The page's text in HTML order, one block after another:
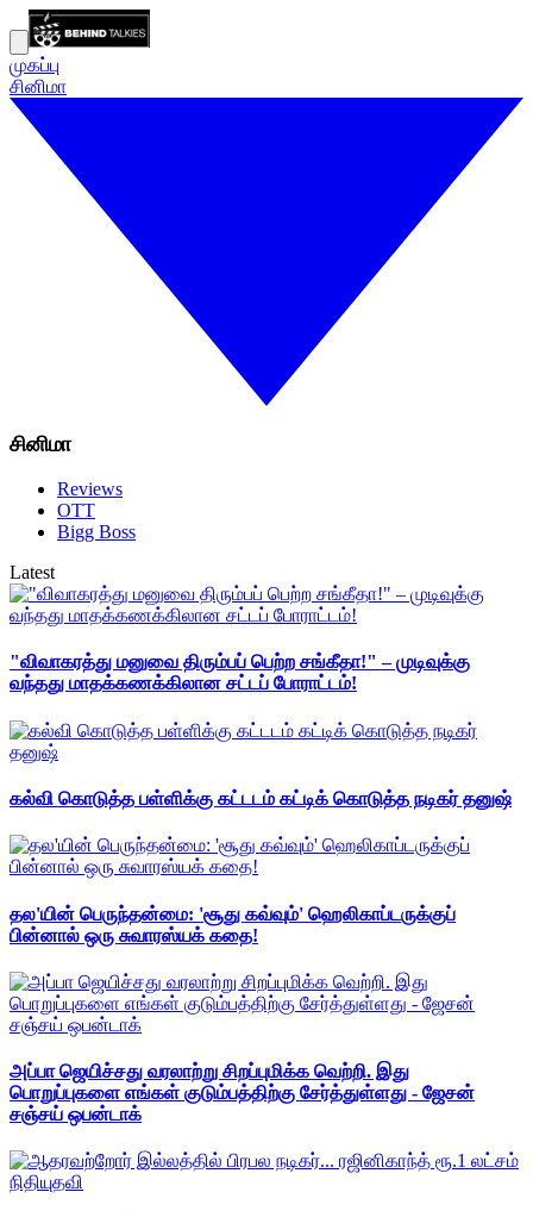
முகப்பு
சினிமா
சினிமா
Reviews
OTT
Bigg Boss
Latest
"விவாகரத்து மனுவை திரும்பப் பெற்ற சங்கீதா!" – முடிவுக்கு
வந்தது மாதக்கணக்கிலான சட்டப் போராட்டம்!
கல்வி கொடுத்த பள்ளிக்கு கட்டடம் கட்டிக் கொடுத்த நடிகர் தனுஷ்
தல'யின் பெருந்தன்மை: 'சூது கவ்வும்' ஹெலிகாப்டருக்குப்
பின்னால் ஒரு சுவாரஸ்யக் கதை!
அப்பா ஜெயிச்சது வரலாற்று சிறப்புமிக்க வெற்றி. இது
பொறுப்புகளை எங்கள் குடும்பத்திற்கு சேர்த்துள்ளது - ஜேசன்
சஞ்சய் ஒபன்டாக்